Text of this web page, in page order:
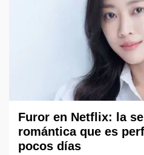
Furor en Netflix: la
romántica que es
pocos días